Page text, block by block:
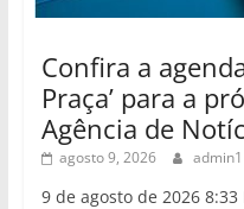
Confira a
Praça’ para a
Agência de
agosto 9, 2026 admin1
9 de agosto de 2026